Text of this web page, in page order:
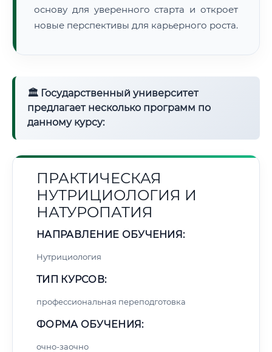
основу для уверенного старта и откроет
новые перспективы для карьерного роста.
🏛 Государственный университет
предлагает несколько программ по
данному курсу:
ПРАКТИЧЕСКАЯ
НУТРИЦИОЛОГИЯ И
НАТУРОПАТИЯ
НАПРАВЛЕНИЕ ОБУЧЕНИЯ:
Нутрициология
ТИП КУРСОВ:
профессиональная переподготовка
ФОРМА ОБУЧЕНИЯ:
очно-заочно